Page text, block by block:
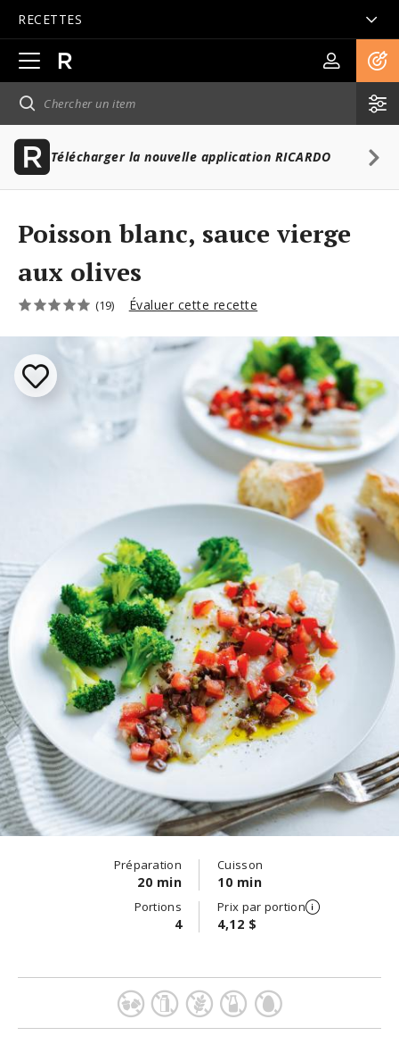
RECETTES
Ouvrir
la
navigation
principale
Télécharger la nouvelle application RICARDO
Poisson blanc, sauce vierge
aux olives
(19) Évaluer cette recette
Préparation
20 min
Cuisson
10 min
Portions
4
Prix par portion
4,12 $